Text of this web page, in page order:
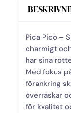
Pica Pico –
charmigt
har sina
Med fokus
förankring
överraskar
för kvalitet